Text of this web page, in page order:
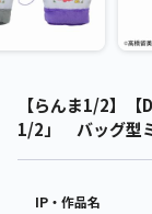
【らんま1/2】
1/2」 バッグ型
IP・作品名